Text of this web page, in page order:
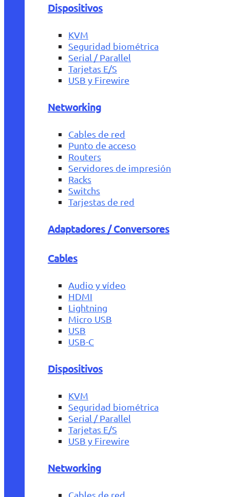
Dispositivos
KVM
Seguridad biométrica
Serial / Parallel
Tarjetas E/S
USB y Firewire
Networking
Cables de red
Punto de acceso
Routers
Servidores de impresión
Racks
Switchs
Tarjestas de red
Adaptadores / Conversores
Cables
Audio y vídeo
HDMI
Lightning
Micro USB
USB
USB-C
Dispositivos
KVM
Seguridad biométrica
Serial / Parallel
Tarjetas E/S
USB y Firewire
Networking
Cables de red